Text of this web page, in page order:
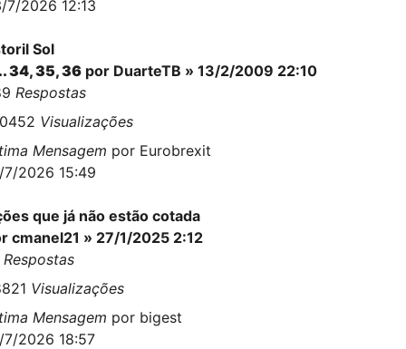
7/2026 12:13
Sol
34,35,36 por DuarteTB » 13/2/2009 22:10
Respostas
Visualizações
Mensagem por Eurobrexit
7/2026 15:49
que já não estão cotada
cmanel21 » 27/1/2025 2:12
Respostas
Visualizações
Mensagem por bigest
7/2026 18:57